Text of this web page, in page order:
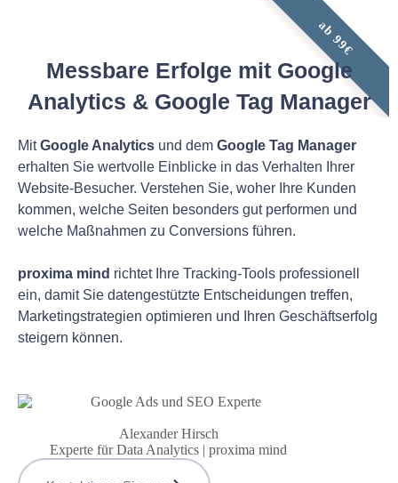
Messbare Erfolge mit Google
Analytics & Google Tag Manager
MitGoogle Analytics und dem Google Tag Manager
erhalten Sie wertvolle Einblicke in das Verhalten Ihrer
Website-Besucher. Verstehen Sie, woher Ihre Kunden
kommen, welche Seiten besonders gut performen und
welche Maßnahmen zu Conversions führen.
proxima mind richtet Ihre Tracking-Tools professionell
ein, damit Sie datengestützte Entscheidungen treffen,
Marketingstrategien optimieren und Ihren Geschäftserfolg
steigern können.
Alexander Hirsch
Experte für Data Analytics | proxima mind